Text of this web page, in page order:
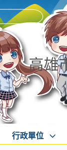
高雄
行政單位